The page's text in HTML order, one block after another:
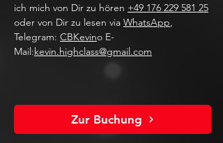
ich mich von Dir zu hören +49 176 229 581 25
oder von Dir zu lesen via WhatsApp,
Telegram: CBKevino E-
Mail:kevin.highclass@gmail.com
Zur Buchung